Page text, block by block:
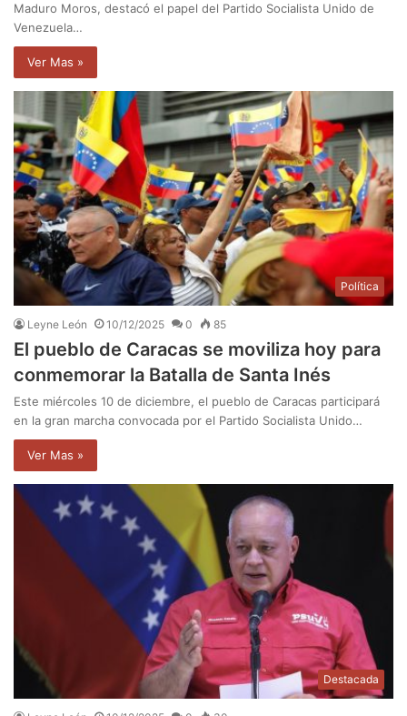
Maduro Moros, destacó el papel del Partido Socialista Unido de
Venezuela…
Ver Mas »
Política
Leyne León 10/12/2025 0 85
El pueblo de Caracas se moviliza hoy para
conmemorar la Batalla de Santa Inés
Este miércoles 10 de diciembre, el pueblo de Caracas participará
en la gran marcha convocada por el Partido Socialista Unido…
Ver Mas »
Destacada